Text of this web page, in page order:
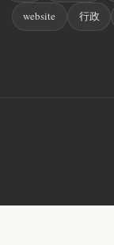
website 行政